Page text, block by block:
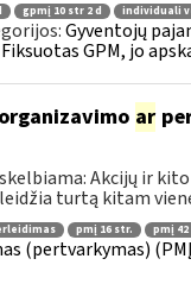
gpmį 10 str 2 d individuali
Gyventojų
GPM, jo
ar
Akcijų ir
turtą kitam
pmį 16 str. pmį
(pertvarkymas)